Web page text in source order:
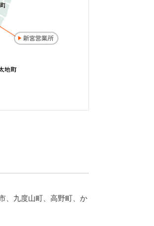
、九度山町、高野町、か